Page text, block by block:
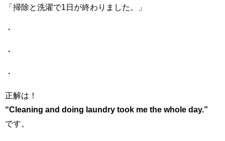
「掃除と洗濯で1日が終わりました。」
・
・
・
正解は！
“Cleaning and doing laundry took me the whole day.”
です。